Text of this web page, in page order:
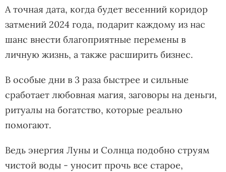
А точная дата, когда будет весенний коридор
затмений 2024 года, подарит каждому из нас
шанс внести благоприятные перемены в
личную жизнь, а также расширить бизнес.
В особые дни в 3 раза быстрее и сильные
сработает любовная магия, заговоры на деньги,
ритуалы на богатство, которые реально
помогают.
Ведь энергия Луны и Солнца подобно струям
чистой воды - уносит прочь все старое,